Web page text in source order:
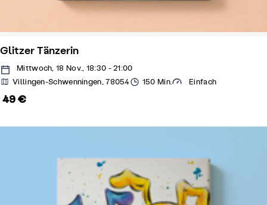
Glitzer Tänzerin
Mittwoch, 18 Nov., 18:30 - 21:00
Villingen-Schwenningen, 78054
150 Min. Einfach
49 €